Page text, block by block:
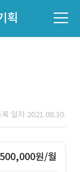
획
록 일자 2021.08.30.
원/월